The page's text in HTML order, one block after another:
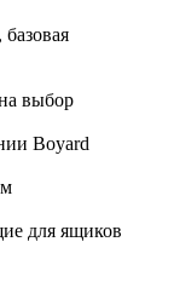
выбор
Boyard
для ящиков